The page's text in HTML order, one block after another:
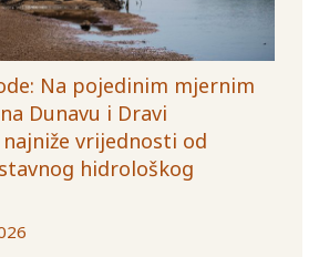
Na pojedinim mjernim
Dunavu i Dravi
vrijednosti od
hidrološkog